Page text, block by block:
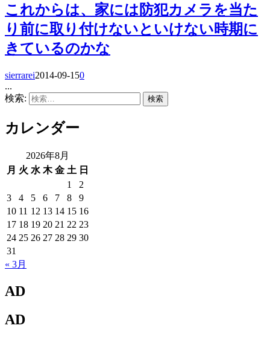
これからは、家には防犯カメラを当た
り前に取り付けないといけない時期に
きているのかな
sierrarei2014-09-150
...
検索:
カレンダー
2026年8月
月 火 水 木 金 土 日
1
2
3
4 5 6 7 8
9
10 11 12 13 14 15 16
17 18 19 20 21 22 23
24 25 26 27 28 29 30
31
« 3月
AD
AD